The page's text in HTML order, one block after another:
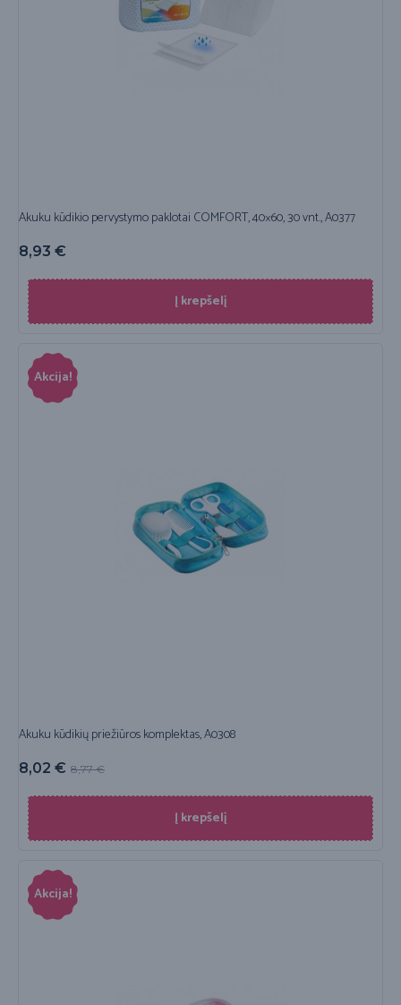
Akuku kūdikio pervystymo paklotai COMFORT, 40×60, 30 vnt., A0377
8,93 €
Į krepšelį
Akcija!
Akuku kūdikių priežiūros komplektas, A0308
8,77€
8,02 €
Į krepšelį
Akcija!